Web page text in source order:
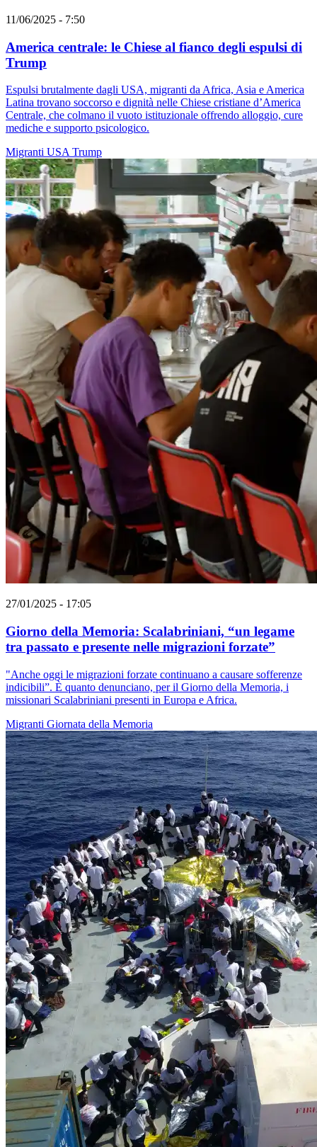
11/06/2025 - 7:50
America centrale: le Chiese al fianco degli espulsi di
Trump
Espulsi brutalmente dagli USA, migranti da Africa, Asia e America
Latina trovano soccorso e dignità nelle Chiese cristiane d’America
Centrale, che colmano il vuoto istituzionale offrendo alloggio, cure
mediche e supporto psicologico.
Migranti USATrump
27/01/2025 - 17:05
Giorno della Memoria: Scalabriniani, “un legame
tra passato e presente nelle migrazioni forzate”
"Anche oggi le migrazioni forzate continuano a causare sofferenze
indicibili”. È quanto denunciano, per il Giorno della Memoria, i
missionari Scalabriniani presenti in Europa e Africa.
Migranti Giornata della Memoria